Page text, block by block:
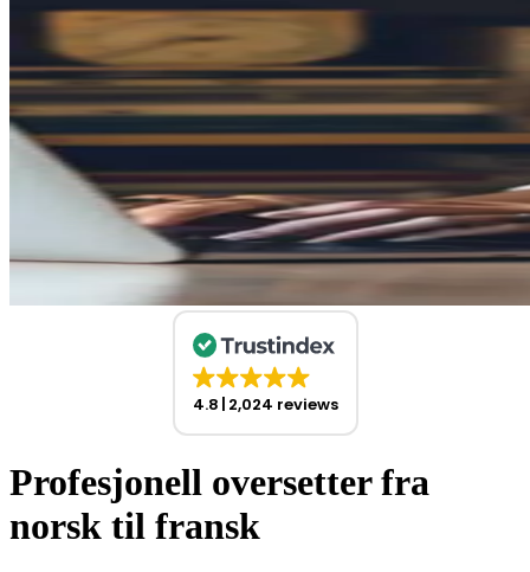
4.8 2,024 reviews
Profesjonell oversetter fra
norsk til fransk